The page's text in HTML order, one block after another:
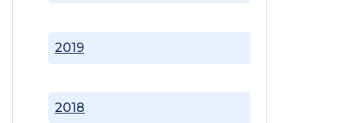
2018
2019